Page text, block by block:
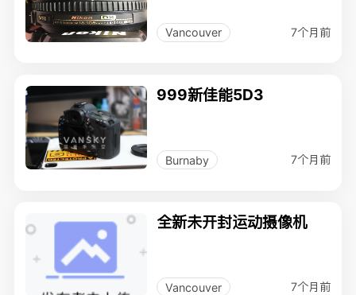
Vancouver 7个月前
999新佳能5D3
Burnaby 7个月前
全新未开封运动摄像机
Vancouver 7个月前